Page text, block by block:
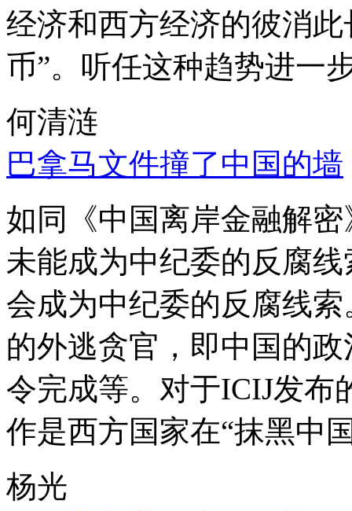
经济和西方经济的彼消
币”。听任这种趋势进一
何清涟
巴拿马文件撞了中国的墙
如同《中国离岸金融解
未能成为中纪委的反腐
会成为中纪委的反腐线
的外逃贪官，即中国的
令完成等。对于ICIJ发布
作是西方国家在“抹黑中
杨光